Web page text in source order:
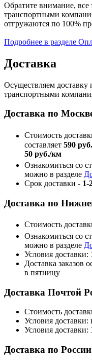
Обратите внимание, все
транспортными
отгружаются по 100%
Подробнее в разделе
Доставка
Осуществляем
транспортными
Доставка по
Стоимость
составляет 590 руб.
50 руб./км
Ознакомиться со
можно в разделе
Срок доставки - 1-
Доставка по
Стоимость
Ознакомиться со
можно в разделе
Условия доставки:
Доставка заказов
в пятницу
Доставка Почтой
Стоимость
Условия доставки:
Условия доставки:
Доставка по России